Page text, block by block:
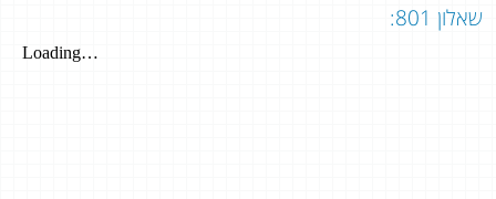
שאלון 801: